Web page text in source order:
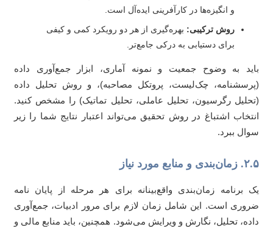
و انگیزه‌ها در کارآفرینی ایده‌آل است.
روش ترکیبی:بهره‌گیری از هر دو رویکرد کمی و کیفی
برای دستیابی به درکی جامع‌تر.
به وضوح جمعیت و نمونه آماری، ابزار جمع‌آوری داده
چک‌لیست، پروتکل مصاحبه)، و روش تحلیل داده
رگرسیون، تحلیل عاملی، تحلیل تماتیک) را مشخص کنید.
اشتباغ در روش تحقیق می‌تواند اعتبار نتایج شما را زیر
ببرد.
برنامه زمان‌بندی واقع‌بینانه برای هر مرحله از پایان نامه
است. این شامل زمان لازم برای مرور ادبیات، جمع‌آوری
تحلیل، نگارش و ویرایش می‌شود. همچنین، باید منابع مالی و